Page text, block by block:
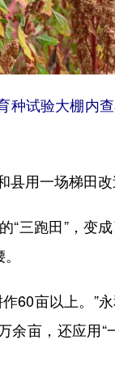
试验大棚内查
用一场梯田改
三跑田”，变
60亩以上。”
亩，还应用“